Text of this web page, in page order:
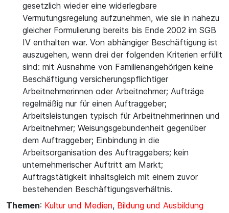
gesetzlich wieder eine widerlegbare
Vermutungsregelung aufzunehmen, wie sie in nahezu
gleicher Formulierung bereits bis Ende 2002 im SGB
IV enthalten war. Von abhängiger Beschäftigung ist
auszugehen, wenn drei der folgenden Kriterien erfüllt
sind: mit Ausnahme von Familienangehörigen keine
Beschäftigung versicherungspflichtiger
Arbeitnehmerinnen oder Arbeitnehmer; Aufträge
regelmäßig nur für einen Auftraggeber;
Arbeitsleistungen typisch für Arbeitnehmerinnen und
Arbeitnehmer; Weisungsgebundenheit gegenüber
dem Auftraggeber; Einbindung in die
Arbeitsorganisation des Auftraggebers; kein
unternehmerischer Auftritt am Markt;
Auftragstätigkeit inhaltsgleich mit einem zuvor
bestehenden Beschäftigungsverhältnis.
Themen: Kultur und Medien, Bildung und Ausbildung